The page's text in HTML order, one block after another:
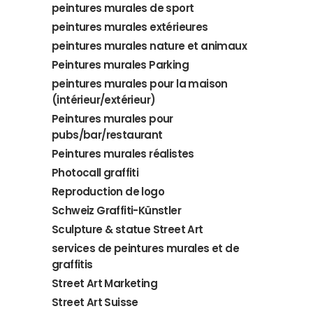
peintures murales de sport
peintures murales extérieures
peintures murales nature et animaux
Peintures murales Parking
peintures murales pour la maison
(intérieur/extérieur)
Peintures murales pour
pubs/bar/restaurant
Peintures murales réalistes
Photocall graffiti
Reproduction de logo
Schweiz Graffiti-Künstler
Sculpture & statue Street Art
services de peintures murales et de
graffitis
Street Art Marketing
Street Art Suisse